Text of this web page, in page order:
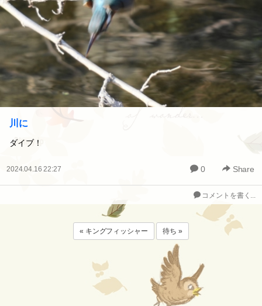
川に
ダイブ！
2024.04.16 22:27 0 Share
コメントを書く...
« キングフィッシャー 待ち »